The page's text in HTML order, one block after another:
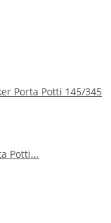
Porta Potti 145/345